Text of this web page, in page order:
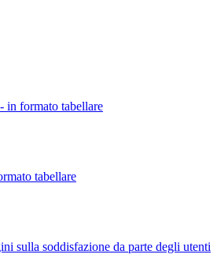
in formato tabellare
tabellare
sulla soddisfazione da parte degli utenti